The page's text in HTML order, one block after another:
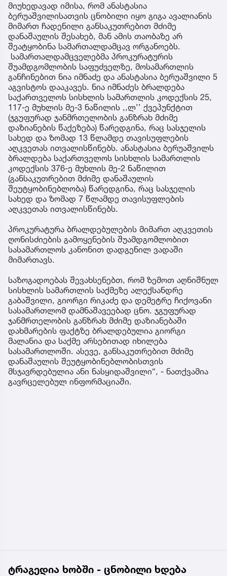
მიუხედავად იმისა, რომ ანასტასია
ბერუაშვილისათვის ცნობილი იყო გიგა ავალიანის
მიმართ ჩადენილი განსაკუთრებით მძიმე
დანაშაულის შესახებ, მან ამის თაობაზე არ
შეატყობინა სამართალდამცავ ორგანოებს.
სამართალდამცველებმა პროკურატურის
შუამდგომლობის საფუძველზე, მოსამართლის
განჩინებით ნია იმნაძე და ანასტასია ბერუაშვილი 5
აგვისტოს დააკავეს. ნია იმნაძეს ბრალდება
საქართველოს სისხლის სამართლის კოდექსის 25,
117-ე მუხლის მე-3 ნაწილის ,,ლ’’ ქვეპუნქტით
(ჯგუფურად ჯანმრთელობის განზრახ მძიმე
დაზიანების წაქეზება) წარედგინა, რაც სასჯელის
სახედ და ზომად 13 წლამდე თავისუფლების
აღკვეთას ითვალისწინებს. ანასტასია ბერუაშვილს
ბრალდება საქართველოს სისხლის სამართლის
კოდექსის 376-ე მუხლის მე-2 ნაწილით
(განსაკუთრებით მძიმე დანაშაულის
შეუტყობინებლობა) წარედგინა, რაც სასჯელის
სახედ და ზომად 7 წლამდე თავისუფლების
აღკვეთას ითვალისწინებს.
პროკურატურა ბრალდებულების მიმართ აღკვეთის
ღონისძიების გამოყენების შუამდგომლობით
სასამართლოს კანონით დადგენილ ვადაში
მიმართავს.
საზოგადოებას შევახსენებთ, რომ ზემოთ აღნიშნულ
სისხლის სამართლის საქმეზე ალექსანდრე
გაბაშვილი, გიორგი რიკაძე და დემეტრე ჩიქოვანი
სასამართლომ დამნაშავეებად ცნო. ჯგუფურად
ჯანმრთელობის განზრახ მძიმე დაზიანებაში
დახმარების ფაქტზე ბრალდებულია გიორგი
მალანია და საქმე არსებითად იხილება
სასამართლოში. ასევე, განსაკუთრებით მძიმე
დანაშაულის შეუტყობინებლობისთვის
მსჯავრდებულია ანი ნასყიდაშვილი“, - ნათქვამია
გავრცელებულ ინფორმაციაში.
ტრაგედია ხობში - ცნობილი ხდება